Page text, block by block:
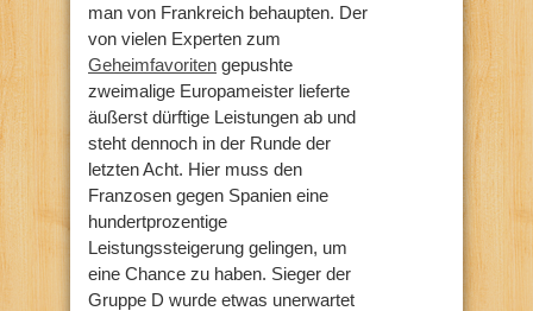
man von Frankreich behaupten. Der
von vielen Experten zum
Geheimfavoriten gepushte
zweimalige Europameister lieferte
äußerst dürftige Leistungen ab und
steht dennoch in der Runde der
letzten Acht. Hier muss den
Franzosen gegen Spanien eine
hundertprozentige
Leistungssteigerung gelingen, um
eine Chance zu haben. Sieger der
Gruppe D wurde etwas unerwartet